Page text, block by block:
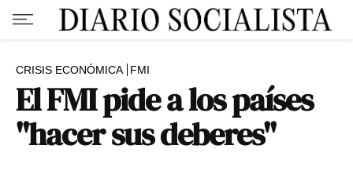
CRISIS ECONÓMICA FMI
El FMI pide a los países
"hacer sus deberes"